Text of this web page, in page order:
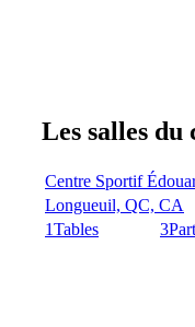
Les salles du
Centre Sportif
Longueuil, QC, CA
1Tables 3